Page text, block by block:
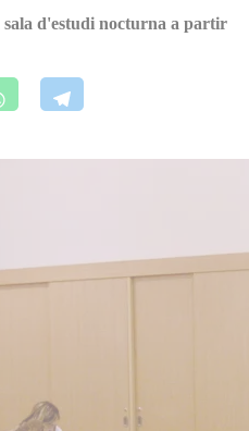
d'estudi nocturna a partir